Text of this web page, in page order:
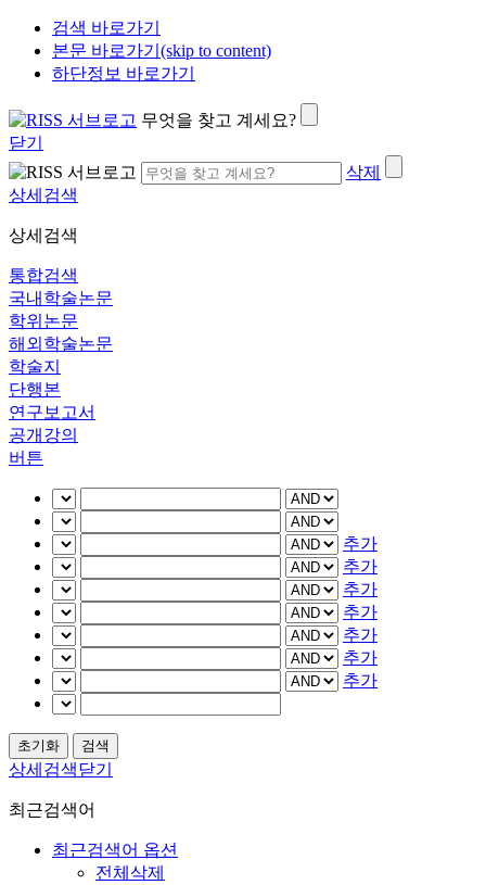
검색 바로가기
본문 바로가기(skip to content)
하단정보 바로가기
무엇을 찾고 계세요?
닫기
삭제
상세검색
상세검색
통합검색
국내학술논문
학위논문
해외학술논문
학술지
단행본
연구보고서
공개강의
버튼
추가
추가
추가
추가
추가
추가
추가
상세검색닫기
최근검색어
최근검색어 옵션
전체삭제